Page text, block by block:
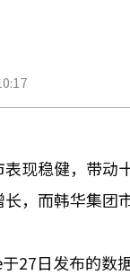
现稳健，带动
，而韩华集团
27日发布的数